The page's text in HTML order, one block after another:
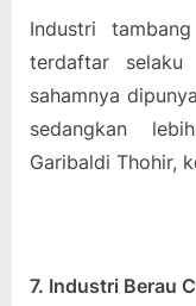
Industri
terdaftar selaku
sahamnya
sedangkan
Garibaldi Thohir,
7. Industri Berau